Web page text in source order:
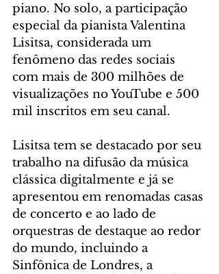
piano. No solo, a participação
especial da pianista Valentina
Lisitsa, considerada um
fenômeno das redes sociais
com mais de 300 milhões de
visualizações no YouTube e 500
mil inscritos em seu canal.
Lisitsa tem se destacado por seu
trabalho na difusão da música
clássica digitalmente e já se
apresentou em renomadas casas
de concerto e ao lado de
orquestras de destaque ao redor
do mundo, incluindo a
Sinfônica de Londres, a